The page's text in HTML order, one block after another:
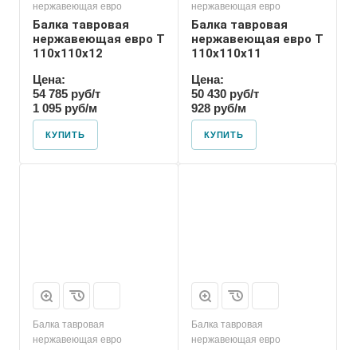
нержавеющая евро
Балка тавровая
нержавеющая евро T
110х110х12
Цена:
54 785 руб/т
1 095 руб/м
КУПИТЬ
нержавеющая евро
Балка тавровая
нержавеющая евро T
110х110х11
Цена:
50 430 руб/т
928 руб/м
КУПИТЬ
Балка тавровая
нержавеющая евро
Балка тавровая
нержавеющая евро